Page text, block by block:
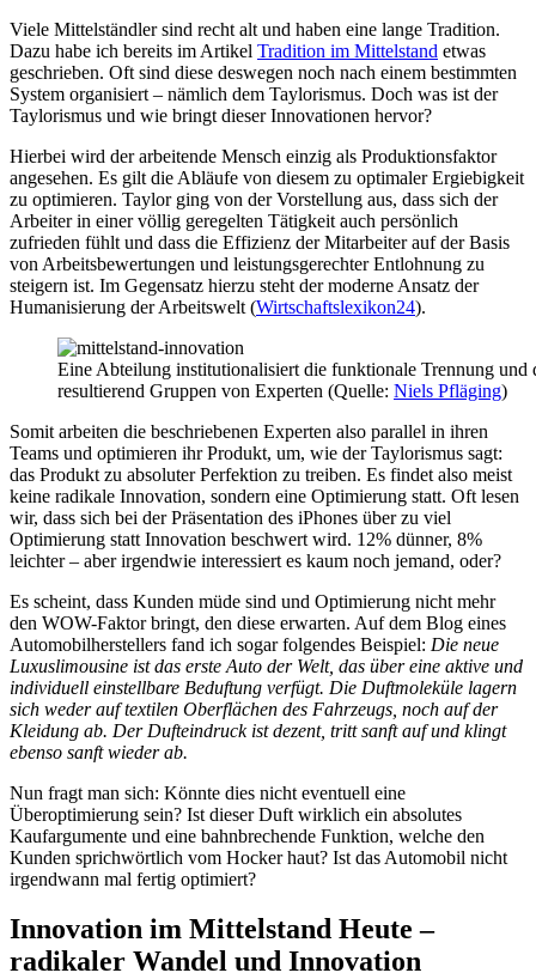
Viele Mittelständler sind recht alt und haben eine lange Tradition.
Dazu habe ich bereits im Artikel Tradition im Mittelstand etwas
geschrieben. Oft sind diese deswegen noch nach einem bestimmten
System organisiert – nämlich dem Taylorismus. Doch was ist der
Taylorismus und wie bringt dieser Innovationen hervor?
Hierbei wird der arbeitende Mensch einzig als Produktionsfaktor
angesehen. Es gilt die Abläufe von diesem zu optimaler Ergiebigkeit
zu optimieren. Taylor ging von der Vorstellung aus, dass sich der
Arbeiter in einer völlig geregelten Tätigkeit auch persönlich
zufrieden fühlt und dass die Effizienz der Mitarbeiter auf der Basis
von Arbeitsbewertungen und leistungsgerechter Entlohnung zu
steigern ist. Im Gegensatz hierzu steht der moderne Ansatz der
Humanisierung der Arbeitswelt (Wirtschaftslexikon24).
Eine Abteilung institutionalisiert die funktionale Trennung und
resultierend Gruppen von Experten (Quelle: Niels Pfläging)
Somit arbeiten die beschriebenen Experten also parallel in ihren
Teams und optimieren ihr Produkt, um, wie der Taylorismus sagt:
das Produkt zu absoluter Perfektion zu treiben. Es findet also meist
keine radikale Innovation, sondern eine Optimierung statt. Oft lesen
wir, dass sich bei der Präsentation des iPhones über zu viel
Optimierung statt Innovation beschwert wird. 12% dünner, 8%
leichter – aber irgendwie interessiert es kaum noch jemand, oder?
Es scheint, dass Kunden müde sind und Optimierung nicht mehr
den WOW-Faktor bringt, den diese erwarten. Auf dem Blog eines
Automobilherstellers fand ich sogar folgendes Beispiel: Die neue
Luxuslimousine ist das erste Auto der Welt, das über eine aktive und
individuell einstellbare Beduftung verfügt. Die Duftmoleküle lagern
sich weder auf textilen Oberflächen des Fahrzeugs, noch auf der
Kleidung ab. Der Dufteindruck ist dezent, tritt sanft auf und klingt
ebenso sanft wieder ab.
Nun fragt man sich: Könnte dies nicht eventuell eine
Überoptimierung sein? Ist dieser Duft wirklich ein absolutes
Kaufargumente und eine bahnbrechende Funktion, welche den
Kunden sprichwörtlich vom Hocker haut? Ist das Automobil nicht
irgendwann mal fertig optimiert?
Innovation im Mittelstand Heute –
radikaler Wandel und Innovation